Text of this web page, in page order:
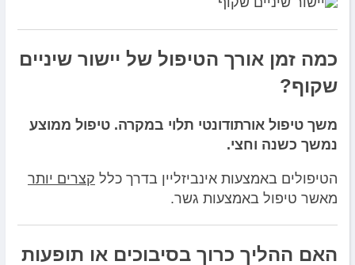
כמה זמן אורך הטיפול של יישור שיניים
שקוף?
משך טיפול אורתודונטי תלוי במקרה. טיפול ממוצע
נמשך כשנה וחצי.
הטיפולים באמצעות אינביזליין בדרך כלל קצרים יותר
מאשר טיפול באמצעות גשר.
האם ההליך כרוך בסיבוכים או תופעות